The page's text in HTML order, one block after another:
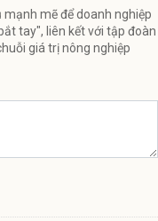
mạnh mẽ để doanh nghiệp
tay", liên kết với tập đoàn
giá trị nông nghiệp